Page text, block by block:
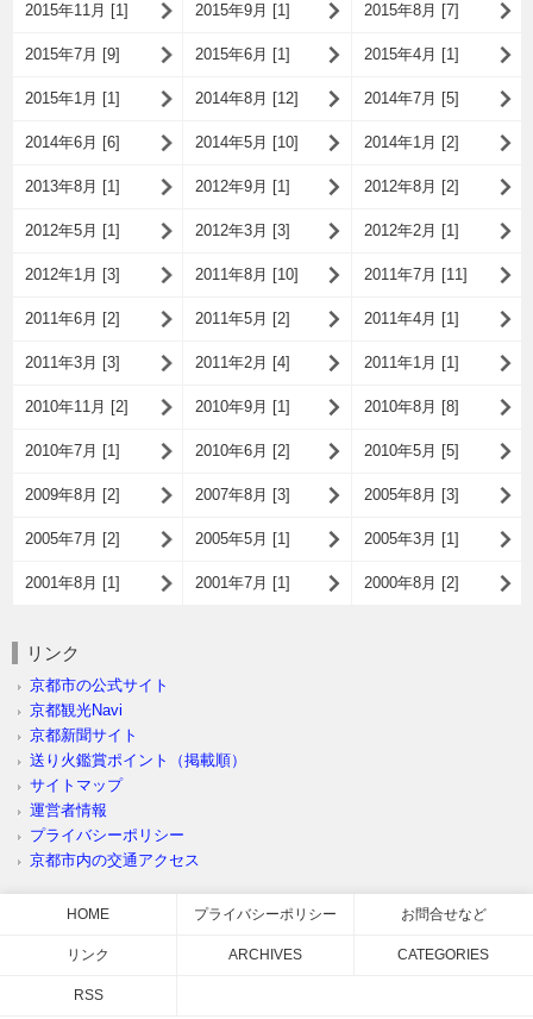
2015年11月 [1] 2015年9月 [1] 2015年8月 [7]
2015年7月 [9] 2015年6月 [1] 2015年4月 [1]
2015年1月 [1] 2014年8月 [12] 2014年7月 [5]
2014年6月 [6] 2014年5月 [10] 2014年1月 [2]
2013年8月 [1] 2012年9月 [1] 2012年8月 [2]
2012年5月 [1] 2012年3月 [3] 2012年2月 [1]
2012年1月 [3] 2011年8月 [10] 2011年7月 [11]
2011年6月 [2] 2011年5月 [2] 2011年4月 [1]
2011年3月 [3] 2011年2月 [4] 2011年1月 [1]
2010年11月 [2] 2010年9月 [1] 2010年8月 [8]
2010年7月 [1] 2010年6月 [2] 2010年5月 [5]
2009年8月 [2] 2007年8月 [3] 2005年8月 [3]
2005年7月 [2] 2005年5月 [1] 2005年3月 [1]
2001年8月 [1] 2001年7月 [1] 2000年8月 [2]
リンク
京都市の公式サイト
京都観光Navi
京都新聞サイト
送り火鑑賞ポイント（掲載順）
サイトマップ
運営者情報
プライバシーポリシー
京都市内の交通アクセス
HOME プライバシーポリシー お問合せなど
リンク ARCHIVES CATEGORIES
RSS